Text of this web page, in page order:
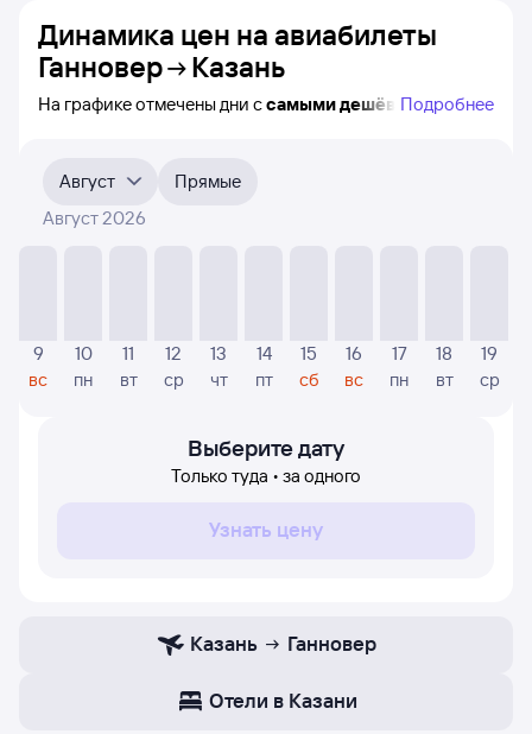
Динамика цен на авиабилеты
Ганновер
Казань
На графике отмечены дни ссамыми дешёвыми
месяцев. Выберите дату, перейдите по клику к поиску
билетов на нужный рейс и просмотру
Если никто не искал авиабилетов по маршруту
Ганновер — Казань, то цены могут отсутствовать
частично или полностью. В этом случае заполните
Подробнее
Август
Прямые
Август 2026
9
вс
10
пн
11
вт
12
ср
13
чт
14
пт
15
сб
16
вс
17
пн
18
вт
19
ср
Выберите дату
Только туда • за одного
Узнать цену
Казань Ганновер
Отели в Казани